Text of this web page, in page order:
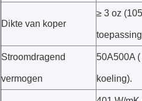
Dikte van koper
≥ 3 oz
Stroomdragend
vermogen
50A500A
koeling).